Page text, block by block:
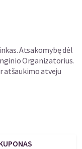
Atsakomybę dėl
Organizatorius.
atšaukimo atveju